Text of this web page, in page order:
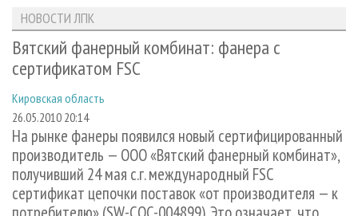
ЛЕСОЗАГОТОВКА
ЛЕСОПИЛЕНИЕ
СУШКА ДРЕВЕСИНЫ
ПРОИЗВОДСТВО ДРЕВЕСНЫХ ПЛИТ
ДЕРЕВЯННОЕ ДОМОСТРОЕНИЕ
ПРОИЗВОДСТВО МЕБЕЛИ
НОВОСТИ ЛПК
НОВОСТИ ЖУРНАЛА
ПРОЕКТЫ ЛПИ
АНАЛИТИКА
ПРЕДПРИЯТИЯ ЛПК
ПЕРСОНЫ
МОБИЛЬНЫЕ ВЫСТАВКИ
ОФИЦИАЛЬНЫЕ ДЕЛЕГАЦИИ
ПРИОРИТЕТНЫЕ ИНВЕСТПРОЕКТЫ
АРХИВ ЖУРНАЛОВ
СТАТЬИ
О ЖУРНАЛЕ
ПОДПИСКА
КОНТАКТЫ
РЕКЛАМОДАТЕЛЯМ
РЕКЛАМА
РЕКЛАМА НА САЙТЕ
НОВОСТИ ЛПК
Вятский фанерный комбинат: фанера с
сертификатом FSC
Кировская область
26.05.2010 20:14
На рынке фанеры появился новый сертифицированный
производитель — ООО «Вятский фанерный комбинат»,
получивший 24 мая с.г. международный FSC
сертификат цепочки поставок «от производителя — к